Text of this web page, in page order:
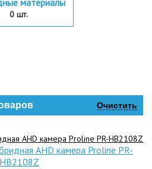
материалы
0 шт.
Очистить
AHD камера Proline PR-
HB2108Z